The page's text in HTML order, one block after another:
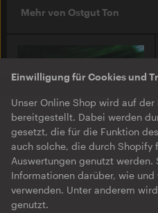
Einwilligung für Cookies und
Unser Online Shop wird auf
bereitgestellt. Dabei werden
gesetzt, die für die Funktion
auch solche, die durch Shopify
Auswertungen genutzt werden.
Informationen darüber, wie
verwenden. Unter anderem
genutzt.
Mehr von Ostgut Ton
O-TON 131
| Paired Works